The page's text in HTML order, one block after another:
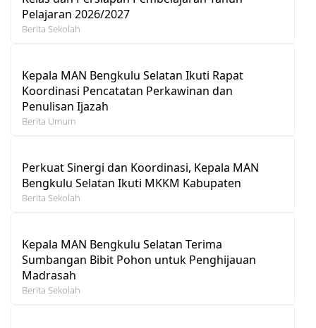
Pelajaran 2026/2027
Berita Sekolah
Kepala MAN Bengkulu Selatan Ikuti Rapat
Koordinasi Pencatatan Perkawinan dan
Penulisan Ijazah
Berita Umum
Perkuat Sinergi dan Koordinasi, Kepala MAN
Bengkulu Selatan Ikuti MKKM Kabupaten
Berita Sekolah
Kepala MAN Bengkulu Selatan Terima
Sumbangan Bibit Pohon untuk Penghijauan
Madrasah
Berita Sekolah